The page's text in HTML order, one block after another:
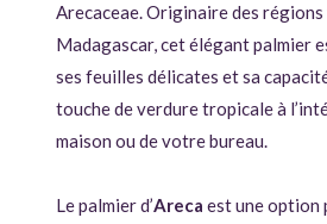
Arecaceae. Originaire des
Madagascar, cet élégant palmier
ses feuilles délicates et sa
touche de verdure tropicale à
maison ou de votre bureau.
Le palmier d’Areca est une option